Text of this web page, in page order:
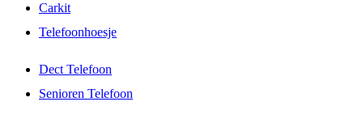
Carkit
Telefoonhoesje
Dect Telefoon
Senioren Telefoon